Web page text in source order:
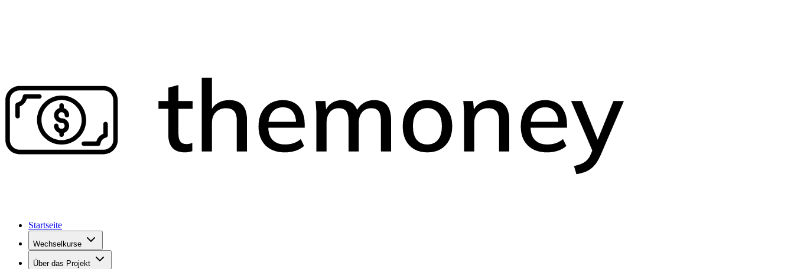
Startseite
Wechselkurse
Über das Projekt